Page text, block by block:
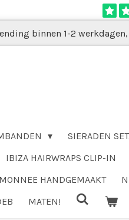
binnen 1-2
SIERADEN
IBIZA HAIRWRAPS CLIP-IN
HANDGEMAAKT
MATEN!